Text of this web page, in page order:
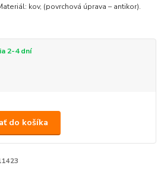
kov, (povrchová úprava – antikor).
2-4 dní
do košíka